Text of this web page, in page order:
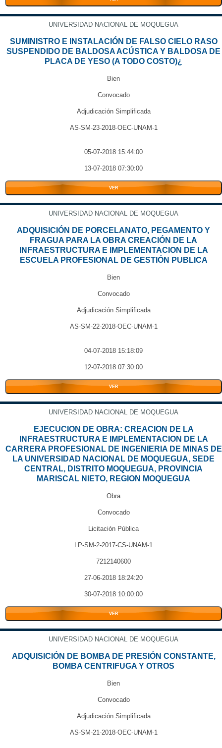
UNIVERSIDAD NACIONAL DE MOQUEGUA
SUMINISTRO E INSTALACIÓN DE FALSO CIELO RASO
SUSPENDIDO DE BALDOSA ACÚSTICA Y BALDOSA DE
PLACA DE YESO (A TODO COSTO)¿
Bien
Convocado
Adjudicación Simplificada
AS-SM-23-2018-OEC-UNAM-1
05-07-2018 15:44:00
13-07-2018 07:30:00
VER
UNIVERSIDAD NACIONAL DE MOQUEGUA
ADQUISICIÓN DE PORCELANATO, PEGAMENTO Y
FRAGUA PARA LA OBRA CREACIÓN DE LA
INFRAESTRUCTURA E IMPLEMENTACION DE LA
ESCUELA PROFESIONAL DE GESTIÓN PUBLICA
Bien
Convocado
Adjudicación Simplificada
AS-SM-22-2018-OEC-UNAM-1
04-07-2018 15:18:09
12-07-2018 07:30:00
VER
UNIVERSIDAD NACIONAL DE MOQUEGUA
EJECUCION DE OBRA: CREACION DE LA
INFRAESTRUCTURA E IMPLEMENTACION DE LA
CARRERA PROFESIONAL DE INGENIERIA DE MINAS DE
LA UNIVERSIDAD NACIONAL DE MOQUEGUA, SEDE
CENTRAL, DISTRITO MOQUEGUA, PROVINCIA
MARISCAL NIETO, REGION MOQUEGUA
Obra
Convocado
Licitación Pública
LP-SM-2-2017-CS-UNAM-1
7212140600
27-06-2018 18:24:20
30-07-2018 10:00:00
VER
UNIVERSIDAD NACIONAL DE MOQUEGUA
ADQUISICIÓN DE BOMBA DE PRESIÓN CONSTANTE,
BOMBA CENTRIFUGA Y OTROS
Bien
Convocado
Adjudicación Simplificada
AS-SM-21-2018-OEC-UNAM-1